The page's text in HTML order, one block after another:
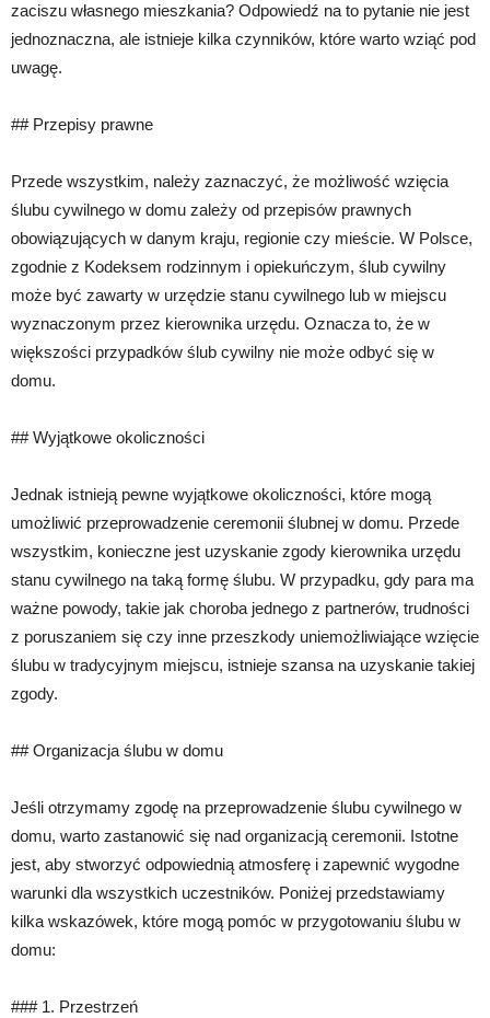
zaciszu własnego mieszkania? Odpowiedź na to pytanie nie jest
jednoznaczna, ale istnieje kilka czynników, które warto wziąć pod
uwagę.
## Przepisy prawne
Przede wszystkim, należy zaznaczyć, że możliwość wzięcia
ślubu cywilnego w domu zależy od przepisów prawnych
obowiązujących w danym kraju, regionie czy mieście. W Polsce,
zgodnie z Kodeksem rodzinnym i opiekuńczym, ślub cywilny
może być zawarty w urzędzie stanu cywilnego lub w miejscu
wyznaczonym przez kierownika urzędu. Oznacza to, że w
większości przypadków ślub cywilny nie może odbyć się w
domu.
## Wyjątkowe okoliczności
Jednak istnieją pewne wyjątkowe okoliczności, które mogą
umożliwić przeprowadzenie ceremonii ślubnej w domu. Przede
wszystkim, konieczne jest uzyskanie zgody kierownika urzędu
stanu cywilnego na taką formę ślubu. W przypadku, gdy para ma
ważne powody, takie jak choroba jednego z partnerów, trudności
z poruszaniem się czy inne przeszkody uniemożliwiające wzięcie
ślubu w tradycyjnym miejscu, istnieje szansa na uzyskanie takiej
zgody.
## Organizacja ślubu w domu
Jeśli otrzymamy zgodę na przeprowadzenie ślubu cywilnego w
domu, warto zastanowić się nad organizacją ceremonii. Istotne
jest, aby stworzyć odpowiednią atmosferę i zapewnić wygodne
warunki dla wszystkich uczestników. Poniżej przedstawiamy
kilka wskazówek, które mogą pomóc w przygotowaniu ślubu w
domu:
### 1. Przestrzeń